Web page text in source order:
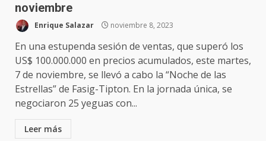
noviembre
Enrique Salazar noviembre 8, 2023
En una estupenda sesión de ventas, que superó los
US$ 100.000.000 en precios acumulados, este martes,
7 de noviembre, se llevó a cabo la “Noche de las
Estrellas” de Fasig-Tipton. En la jornada única, se
negociaron 25 yeguas con...
Leer más